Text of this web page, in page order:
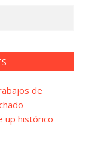
de
up histórico